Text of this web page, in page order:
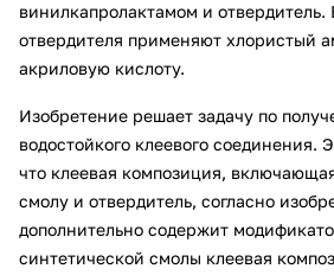
винилкапролактамом и отвердитель.
отвердителя применяют хлористый
акриловую кислоту.
Изобретение решает задачу по
водостойкого клеевого соединения.
что клеевая композиция,
смолу и отвердитель, согласно
дополнительно содержит
синтетической смолы клеевая